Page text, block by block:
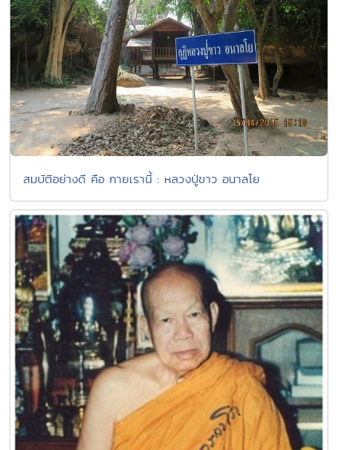
สมบัติอย่างดี คือ กายเรานี้ : หลวงปู่ขาว อนาลโย